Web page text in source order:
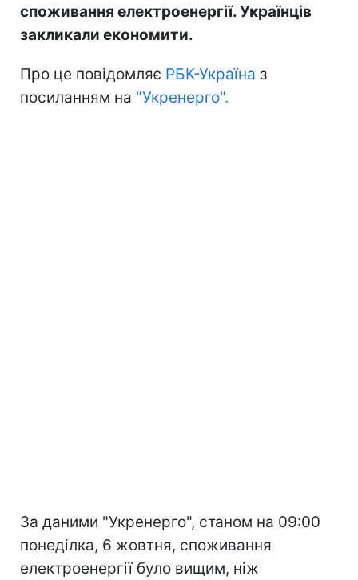
споживання електроенергії. Українців
закликали економити.
Про це повідомляє РБК-Україна з
посиланням на "Укренерго".
За даними "Укренерго", станом на 09:00
понеділка, 6 жовтня, споживання
електроенергії було вищим, ніж